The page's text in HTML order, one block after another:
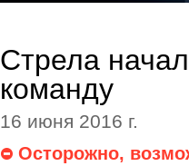
Стрела
команду
16 июня 2016 г.
Осторожно,